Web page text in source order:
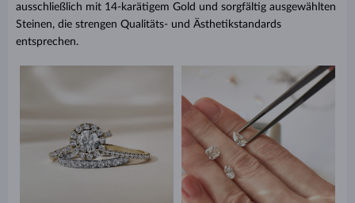
ausschließlich mit 14-karätigem Gold und sorgfältig ausgewählten
Steinen, die strengen Qualitäts- und Ästhetikstandards
entsprechen.